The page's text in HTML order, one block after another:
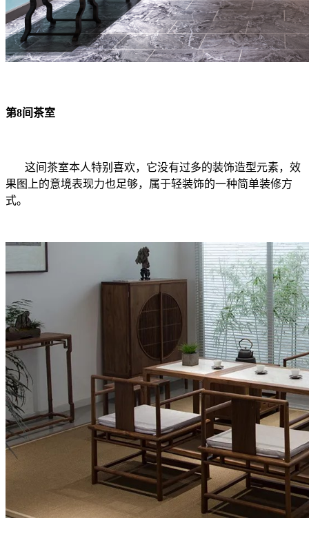
第8间茶室
这间茶室本人特别喜欢，它没有过多的装饰造型元素，效
果图上的意境表现力也足够，属于轻装饰的一种简单装修方
式。